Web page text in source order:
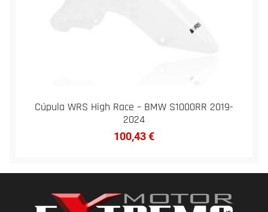
Cúpula WRS High Race – BMW S1000RR 2019-
2024
100,43€